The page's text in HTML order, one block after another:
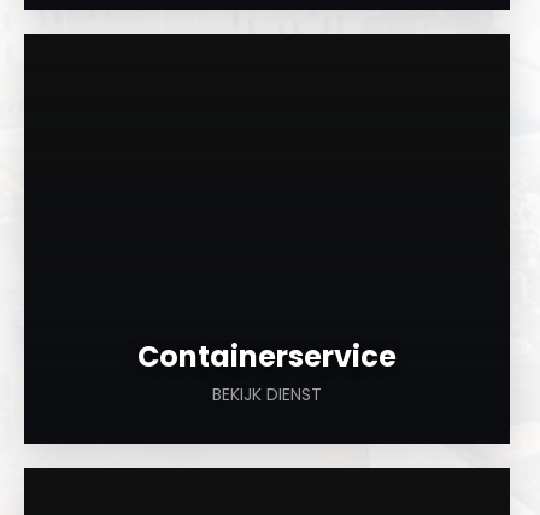
Containerservice
BEKIJK DIENST